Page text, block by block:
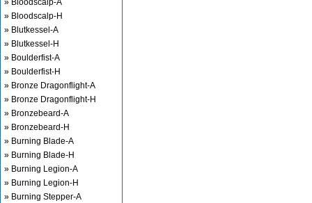
» Bloodscalp-A
» Bloodscalp-H
» Blutkessel-A
» Blutkessel-H
» Boulderfist-A
» Boulderfist-H
» Bronze Dragonflight-A
» Bronze Dragonflight-H
» Bronzebeard-A
» Bronzebeard-H
» Burning Blade-A
» Burning Blade-H
» Burning Legion-A
» Burning Legion-H
» Burning Stepper-A